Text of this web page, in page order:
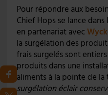
Pour répondre aux
Chief Hops se lance dans
en partenariat avec
la surgélation des
frais surgelés sont
produits dans une
aliments à la pointe de la
surgélation éclair